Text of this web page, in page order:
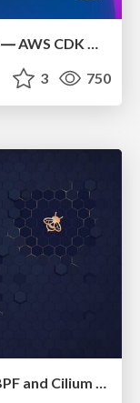
ソフトウェア設計に溶けるインフラ ― AWS CDK のインフラ認識論
3 750